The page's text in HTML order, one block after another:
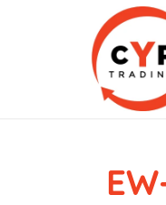
CYP Trading
Professionelle Ersatzteilbeschaffung